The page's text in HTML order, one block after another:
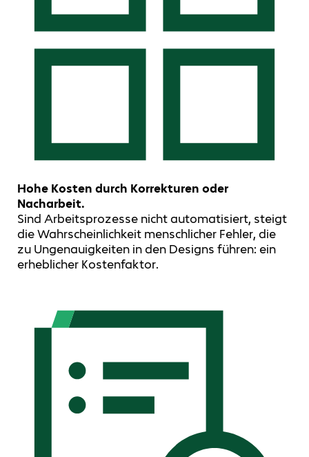
Hohe Kosten durch Korrekturen oder
Nacharbeit.
Sind Arbeitsprozesse nicht automatisiert, steigt
die Wahrscheinlichkeit menschlicher Fehler, die
zu Ungenauigkeiten in den Designs führen: ein
erheblicher Kostenfaktor.